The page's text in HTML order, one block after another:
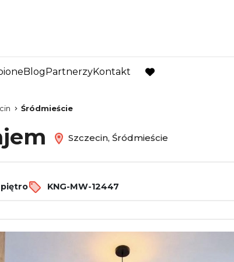
BlogPartnerzyKontakt
favorite
Śródmieście
Szczecin, Śródmieście
piętro KNG-MW-12447